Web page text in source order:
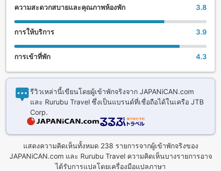
ความสะดวกสบายและคุณภาพห้องพัก 3.8
การให้บริการ 3.9
การเข้าที่พัก 4.3
รีวิวเหล่านี้เขียนโดยผู้เข้าพักจริงจาก JAPANiCAN.com
และ Rurubu Travel ซึ่งเป็นแบรนด์ที่เชื่อถือได้ในเครือ JTB
Corp.
แสดงความคิดเห็นทั้งหมด 238 รายการจากผู้เข้าพักจริงของ
JAPANiCAN.com และ Rurubu Travel ความคิดเห็นบางรายการอาจ
ได้รับการแปลโดยเครื่องมือแปลภาษา